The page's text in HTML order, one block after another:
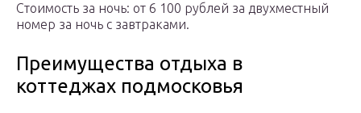
Стоимость за ночь: от 6 100 рублей за двухместный
номер за ночь с завтраками.
Преимущества отдыха в
коттеджах подмосковья